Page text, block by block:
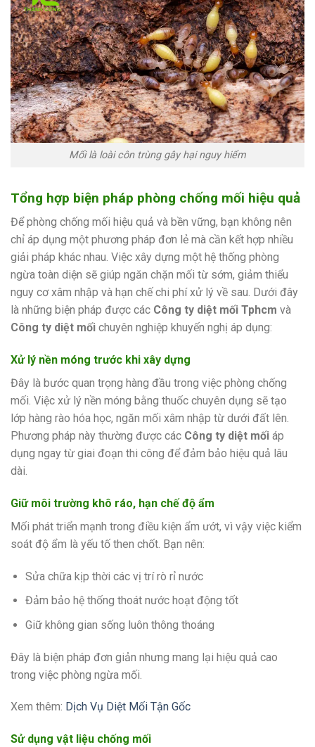
Mối là loài côn trùng gây hại nguy hiểm
Tổng hợp biện pháp phòng chống mối hiệu quả
Để phòng chống mối hiệu quả và bền vững, bạn không nên
chỉ áp dụng một phương pháp đơn lẻ mà cần kết hợp nhiều
giải pháp khác nhau. Việc xây dựng một hệ thống phòng
ngừa toàn diện sẽ giúp ngăn chặn mối từ sớm, giảm thiểu
nguy cơ xâm nhập và hạn chế chi phí xử lý về sau. Dưới đây
là những biện pháp được các Công ty diệt mối Tphcm và
Công ty diệt mối chuyên nghiệp khuyến nghị áp dụng:
Xử lý nền móng trước khi xây dựng
Đây là bước quan trọng hàng đầu trong việc phòng chống
mối. Việc xử lý nền móng bằng thuốc chuyên dụng sẽ tạo
lớp hàng rào hóa học, ngăn mối xâm nhập từ dưới đất lên.
Phương pháp này thường được các Công ty diệt mối áp
dụng ngay từ giai đoạn thi công để đảm bảo hiệu quả lâu
dài.
Giữ môi trường khô ráo, hạn chế độ ẩm
Mối phát triển mạnh trong điều kiện ẩm ướt, vì vậy việc kiểm
soát độ ẩm là yếu tố then chốt. Bạn nên:
Sửa chữa kịp thời các vị trí rò rỉ nước
Đảm bảo hệ thống thoát nước hoạt động tốt
Giữ không gian sống luôn thông thoáng
Đây là biện pháp đơn giản nhưng mang lại hiệu quả cao
trong việc phòng ngừa mối.
Xem thêm: Dịch Vụ Diệt Mối Tận Gốc
Sử dụng vật liệu chống mối